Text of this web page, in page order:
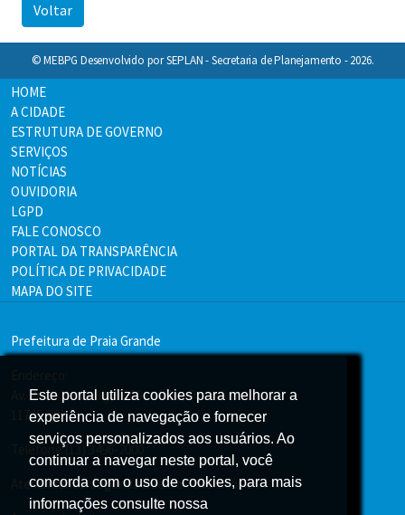
Este portal utiliza cookies para melhorar a
experiência de navegação e fornecer
serviços personalizados aos usuários. Ao
continuar a navegar neste portal, você
concorda com o uso de cookies, para mais
informações consulte nossa
Este portal utiliza cookies para melhorar a
experiência de navegação e fornecer
serviços personalizados aos usuários. Ao
continuar a navegar neste portal, você
concorda com o uso de cookies, para mais
informações consulte nossa
Voltar
© MEBPG Desenvolvido por SEPLAN - Secretaria de Planejamento - 2026.
HOME
A CIDADE
ESTRUTURA DE GOVERNO
SERVIÇOS
NOTÍCIAS
OUVIDORIA
LGPD
FALE CONOSCO
PORTAL DA TRANSPARÊNCIA
POLÍTICA DE PRIVACIDADE
MAPA DO SITE
Prefeitura de Praia Grande
Av. Pres. Kennedy, 9000 - Mirim, Praia Grande - SP
11705-000
Telefone:(13) 3496-2000
Atendimento: segunda a sexta - das 9h às 16h